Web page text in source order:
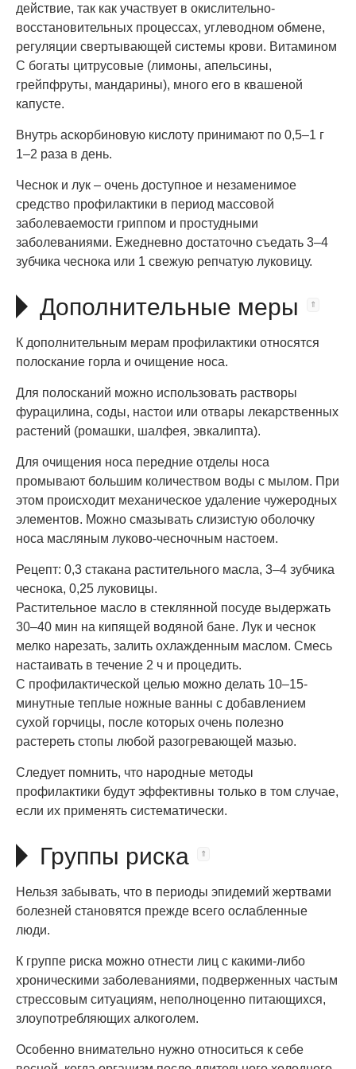
действие, так как участвует в окислительно-
восстановительных процессах, углеводном обмене,
регуляции свертывающей системы крови. Витамином
С богаты цитрусовые (лимоны, апельсины,
грейпфруты, мандарины), много его в квашеной
капусте.
Внутрь аскорбиновую кислоту принимают по 0,5–1 г
1–2 раза в день.
Чеснок и лук – очень доступное и незаменимое
средство профилактики в период массовой
заболеваемости гриппом и простудными
заболеваниями. Ежедневно достаточно съедать 3–4
зубчика чеснока или 1 свежую репчатую луковицу.
Дополнительные меры
К дополнительным мерам профилактики относятся
полоскание горла и очищение носа.
Для полосканий можно использовать растворы
фурацилина, соды, настои или отвары лекарственных
растений (ромашки, шалфея, эвкалипта).
Для очищения носа передние отделы носа
промывают большим количеством воды с мылом. При
этом происходит механическое удаление чужеродных
элементов. Можно смазывать слизистую оболочку
носа масляным луково-чесночным настоем.
Рецепт: 0,3 стакана растительного масла, 3–4 зубчика
чеснока, 0,25 луковицы.
Растительное масло в стеклянной посуде выдержать
30–40 мин на кипящей водяной бане. Лук и чеснок
мелко нарезать, залить охлажденным маслом. Смесь
настаивать в течение 2 ч и процедить.
С профилактической целью можно делать 10–15-
минутные теплые ножные ванны с добавлением
сухой горчицы, после которых очень полезно
растереть стопы любой разогревающей мазью.
Следует помнить, что народные методы
профилактики будут эффективны только в том случае,
если их применять систематически.
Группы риска
Нельзя забывать, что в периоды эпидемий жертвами
болезней становятся прежде всего ослабленные
люди.
К группе риска можно отнести лиц с какими-либо
хроническими заболеваниями, подверженных частым
стрессовым ситуациям, неполноценно питающихся,
злоупотребляющих алкоголем.
Особенно внимательно нужно относиться к себе